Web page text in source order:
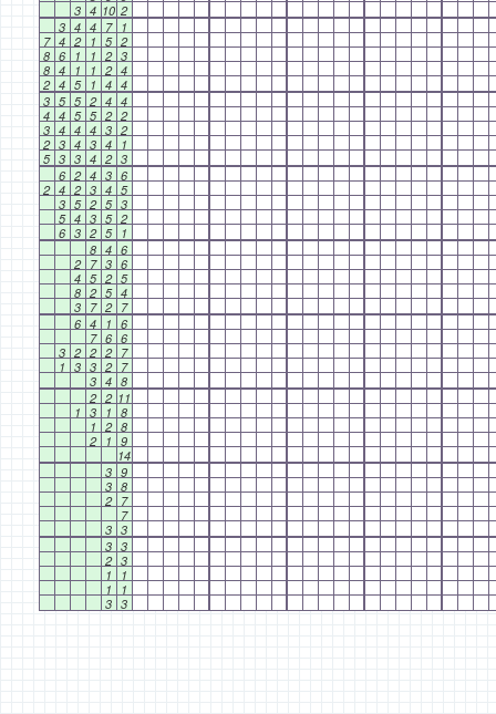
3 4 10 2
3 4 4 7
1
7 4 2 1 5 2
8 6 1 1 2 3
8 4 1 1 2 4
2 4 5 1 4 4
3 5 5 2 4 4
4 4 5 5 2 2
3 4 4 4 3 2
2 3 4 3 4
1
5 3 3 4 2 3
6 2 4 3 6
2 4 2 3 4 5
3 5 2 5 3
5 4 3 5 2
6 3 2 5
1
8 4 6
2 7 3 6
4 5 2 5
8 2 5 4
3 7 2 7
6 4 1 6
7 6 6
3 2 2 2 7
1 3 3 2 7
3 4 8
2 2 11
1 3 1 8
1 2 8
2
1 9
14
3 9
3 8
2 7
7
3 3
3 3
2 3
1
1
1
1
3 3